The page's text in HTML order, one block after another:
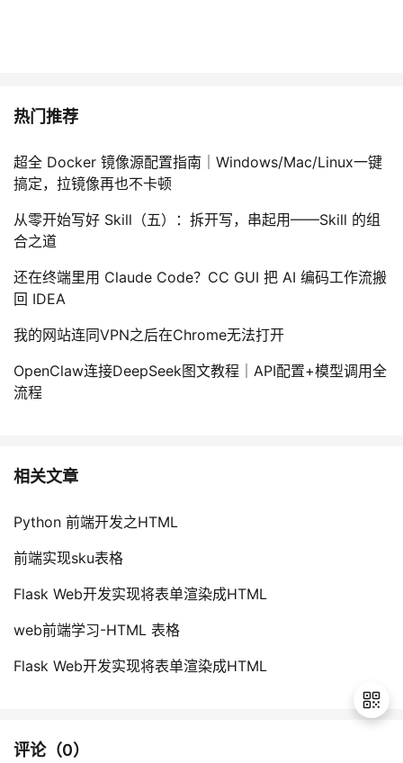
热门推荐
超全 Docker 镜像源配置指南｜Windows/Mac/Linux一键
搞定，拉镜像再也不卡顿
从零开始写好 Skill（五）：拆开写，串起用——Skill 的组
合之道
还在终端里用 Claude Code？CC GUI 把 AI 编码工作流搬
回 IDEA
我的网站连同VPN之后在Chrome无法打开
OpenClaw连接DeepSeek图文教程｜API配置+模型调用全
流程
相关文章
Python 前端开发之HTML
前端实现sku表格
Flask Web开发实现将表单渲染成HTML
web前端学习-HTML 表格
Flask Web开发实现将表单渲染成HTML
评论（0）